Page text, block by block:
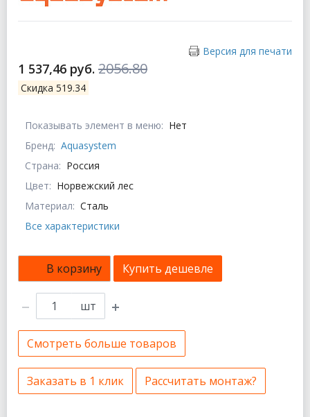
Версия для печати
1 537,46 руб. 2056.80
Скидка 519.34
Показывать элемент в меню: Нет
Бренд: Aquasystem
Страна: Россия
Цвет: Норвежский лес
Материал: Сталь
Все характеристики
В корзину Купить дешевле
шт
Смотреть больше товаров
Заказать в 1 клик Рассчитать монтаж?